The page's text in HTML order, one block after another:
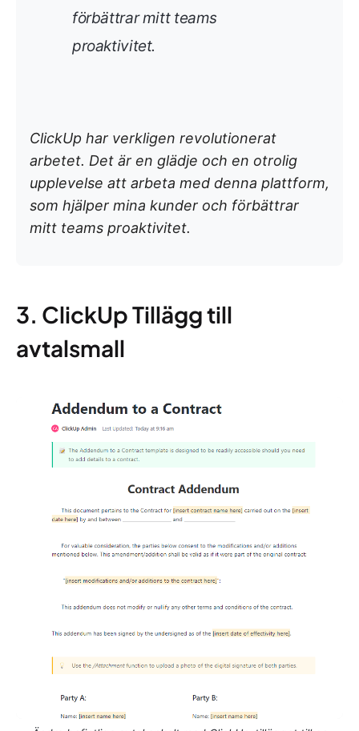
förbättrar mitt teams
proaktivitet.
ClickUp har verkligen revolutionerat
arbetet. Det är en glädje och en otrolig
upplevelse att arbeta med denna plattform,
som hjälper mina kunder och förbättrar
mitt teams proaktivitet.
3. ClickUp Tillägg till
avtalsmall